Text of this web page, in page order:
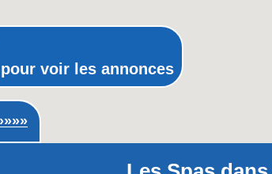
pour voir les annonces